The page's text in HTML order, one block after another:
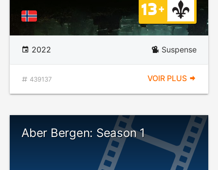
2022 Suspense
439137 VOIR PLUS
Aber Bergen: Season 1